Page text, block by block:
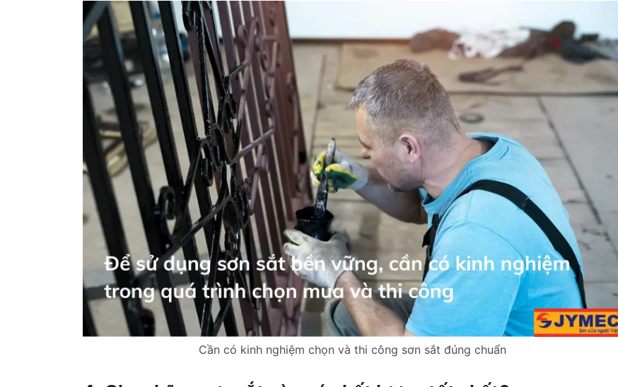
Cần có kinh nghiệm chọn và thi công sơn sắt đúng chuẩn